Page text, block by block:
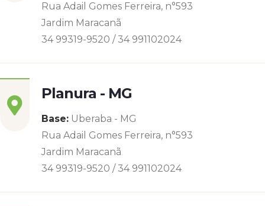
Rua Adail Gomes Ferreira, n°593
Jardim Maracanã
34 99319-9520 / 34 991102024
Planura - MG
Base: Uberaba - MG
Rua Adail Gomes Ferreira, n°593
Jardim Maracanã
34 99319-9520 / 34 991102024